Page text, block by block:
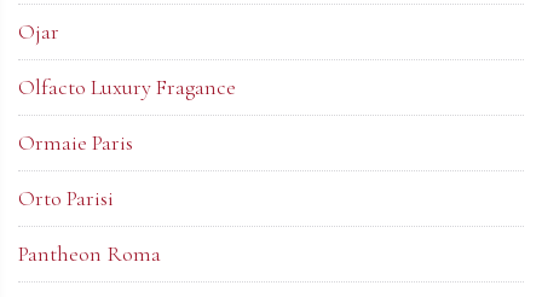
Ojar
Olfacto Luxury Fragance
Ormaie Paris
Orto Parisi
Pantheon Roma